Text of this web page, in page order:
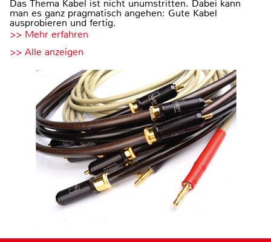
Das Thema Kabel ist nicht unumstritten. Dabei kann
man es ganz pragmatisch angehen: Gute Kabel
ausprobieren und fertig.
>> Mehr erfahren
>> Alle anzeigen